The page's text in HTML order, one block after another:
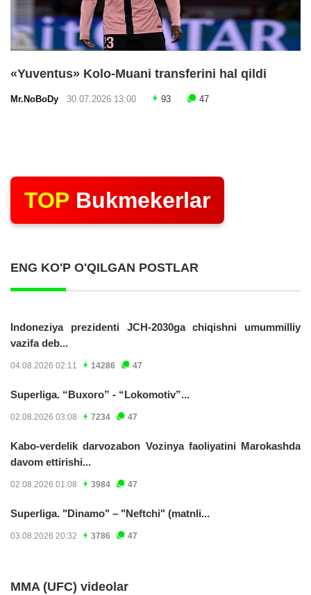
«Yuventus» Kolo-Muani transferini hal qildi
Mr.NoBoDy 30.07.2026 13:00 93 47
TOP Bukmekerlar
ENG KO'P O'QILGAN POSTLAR
Indoneziya prezidenti JCH-2030ga chiqishni umummilliy
vazifa deb...
04.08.2026 02:11 14286 47
Superliga. “Buxoro” - “Lokomotiv”...
02.08.2026 03:08 7234 47
Kabo-verdelik darvozabon Vozinya faoliyatini Marokashda
davom ettirishi...
02.08.2026 01:08 3984 47
Superliga. "Dinamo" – "Neftchi" (matnli...
03.08.2026 20:32 3786 47
MMA (UFC) videolar